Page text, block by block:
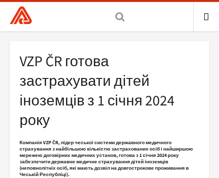
Všeobecná
zdravotní
hlavní
Drobečková
navigace
VZP ČR готова
застрахувати дітей
іноземців з 1 січня 2024
року
Компанія VZP ČR, лідер чеської системи державного медичного
страхування з найбільшою кількістю застрахованих осіб і найширшою
мережею договірних медичних установ, готова з 1 січня 2024 року
забезпечити державне медичне страхування дітей іноземців
(неповнолітніх осіб, які мають дозвіл на довгострокове проживання в
Чеській Республіці).